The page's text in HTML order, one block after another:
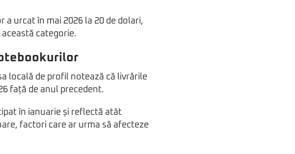
a urcat în mai 2026 la 20 de dolari,
categorie.
locală de profil notează că livrările
față de anul precedent.
în ianuarie și reflectă atât
factori care ar urma să afecteze